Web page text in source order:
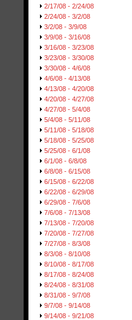
2/17/08 - 2/24/08
2/24/08 - 3/2/08
3/2/08 - 3/9/08
3/9/08 - 3/16/08
3/16/08 - 3/23/08
3/23/08 - 3/30/08
3/30/08 - 4/6/08
4/6/08 - 4/13/08
4/13/08 - 4/20/08
4/20/08 - 4/27/08
4/27/08 - 5/4/08
5/4/08 - 5/11/08
5/11/08 - 5/18/08
5/18/08 - 5/25/08
5/25/08 - 6/1/08
6/1/08 - 6/8/08
6/8/08 - 6/15/08
6/15/08 - 6/22/08
6/22/08 - 6/29/08
6/29/08 - 7/6/08
7/6/08 - 7/13/08
7/13/08 - 7/20/08
7/20/08 - 7/27/08
7/27/08 - 8/3/08
8/3/08 - 8/10/08
8/10/08 - 8/17/08
8/17/08 - 8/24/08
8/24/08 - 8/31/08
8/31/08 - 9/7/08
9/7/08 - 9/14/08
9/14/08 - 9/21/08